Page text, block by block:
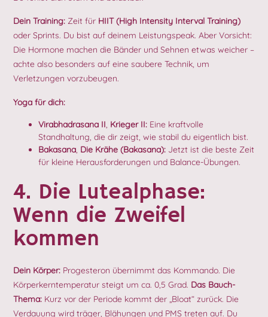
Dein Training: Zeit für HIIT (High Intensity Interval Training)
oder Sprints. Du bist auf deinem Leistungspeak. Aber Vorsicht:
Die Hormone machen die Bänder und Sehnen etwas weicher –
achte also besonders auf eine saubere Technik, um
Verletzungen vorzubeugen.
Yoga für dich:
Virabhadrasana II, Krieger II: Eine kraftvolle
Standhaltung, die dir zeigt, wie stabil du eigentlich bist.
Bakasana, Die Krähe (Bakasana): Jetzt ist die beste Zeit
für kleine Herausforderungen und Balance-Übungen.
4. Die Lutealphase:
Wenn die Zweifel
kommen
Dein Körper: Progesteron übernimmt das Kommando. Die
Körperkerntemperatur steigt um ca. 0,5 Grad. Das Bauch-
Thema: Kurz vor der Periode kommt der „Bloat“ zurück. Die
Verdauung wird träger, Blähungen und PMS treten auf. Du